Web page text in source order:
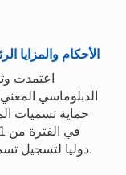
الأحكام والمزايا
اعتمدت
الدبلوماسي
حماية تسميات
دوليا لتسجيل تسميات المنشأ والبيانات الجغرافية وحمايتها.